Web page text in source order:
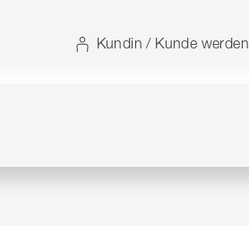
Kundin / Kunde werden